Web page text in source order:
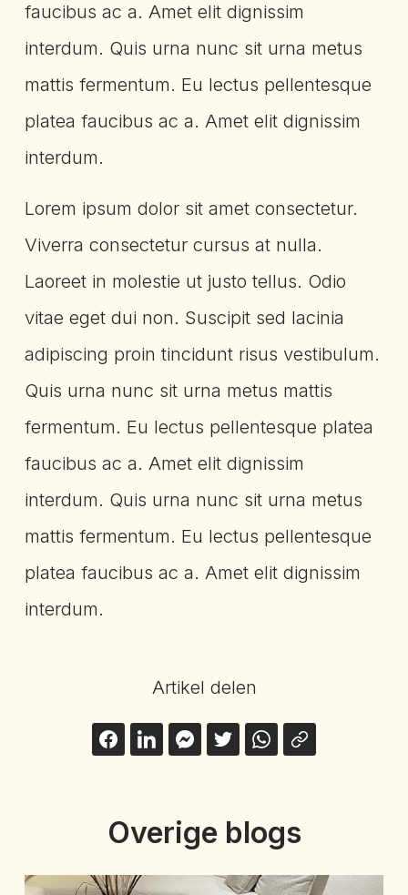
faucibus ac a. Amet elit dignissim
interdum. Quis urna nunc sit urna metus
mattis fermentum. Eu lectus pellentesque
platea faucibus ac a. Amet elit dignissim
interdum.
Lorem ipsum dolor sit amet consectetur.
Viverra consectetur cursus at nulla.
Laoreet in molestie ut justo tellus. Odio
vitae eget dui non. Suscipit sed lacinia
adipiscing proin tincidunt risus vestibulum.
Quis urna nunc sit urna metus mattis
fermentum. Eu lectus pellentesque platea
faucibus ac a. Amet elit dignissim
interdum. Quis urna nunc sit urna metus
mattis fermentum. Eu lectus pellentesque
platea faucibus ac a. Amet elit dignissim
interdum.
Artikel delen
Overige blogs